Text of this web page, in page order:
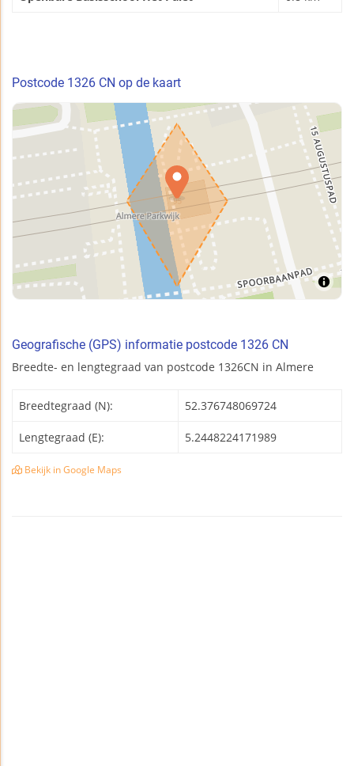
Postcode 1326 CN op de kaart
Geografische (GPS) informatie postcode 1326 CN
Breedte- en lengtegraad van postcode 1326CN in Almere
Breedtegraad (N): 52.376748069724
Lengtegraad (E): 5.2448224171989
Bekijk in Google Maps